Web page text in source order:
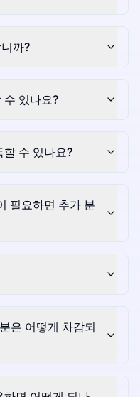
까?
수 있나요?
할 수 있나요?
필요하면 추가 분
은 어떻게 차감되